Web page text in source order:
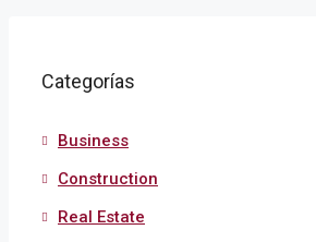
Categorías
Business
Construction
Real Estate